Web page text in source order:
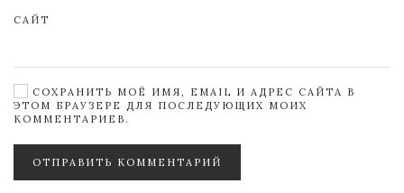
САЙТ
СОХРАНИТЬ МОЁ ИМЯ, EMAIL И АДРЕС САЙТА В
ЭТОМ БРАУЗЕРЕ ДЛЯ ПОСЛЕДУЮЩИХ МОИХ
КОММЕНТАРИЕВ.
ОТПРАВИТЬ КОММЕНТАРИЙ